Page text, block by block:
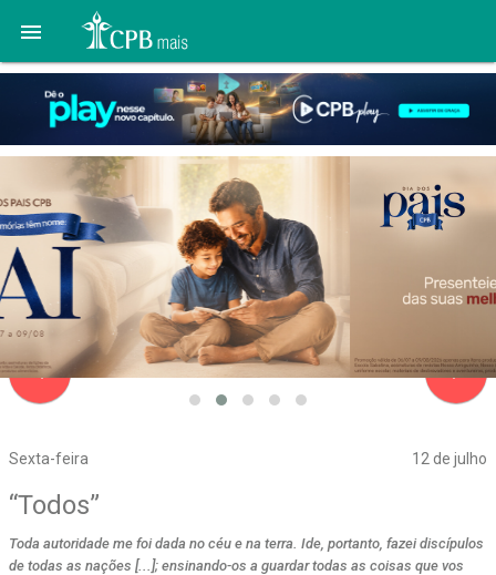

Sexta-feira 12 de julho
navigate_before
“Todos”
Toda autoridade me foi dada no céu e na terra. Ide, portanto, fazei discípulos
de todas as nações [...]; ensinando-os a guardar todas as coisas que vos
navigate_next